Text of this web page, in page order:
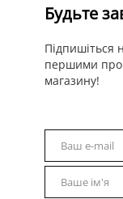
Будьте
Підпишіться
першими про
магазину!
Email
Ваш e-mail
Name
Ваше ім'я